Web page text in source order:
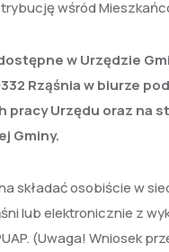
wśród
w Urzędzie
Rząśnia w biurze
pracy Urzędu oraz na
Gminy.
składać osobiście w
lub elektronicznie z
(Uwaga! Wniosek